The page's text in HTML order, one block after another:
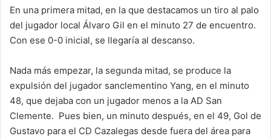
En una primera mitad, en la que destacamos un tiro al palo
del jugador local Álvaro Gil en el minuto 27 de encuentro.
Con ese 0-0 inicial, se llegaría al descanso.
Nada más empezar, la segunda mitad, se produce la
expulsión del jugador sanclementino Yang, en el minuto
48, que dejaba con un jugador menos a la AD San
Clemente. Pues bien, un minuto después, en el 49, Gol de
Gustavo para el CD Cazalegas desde fuera del área para